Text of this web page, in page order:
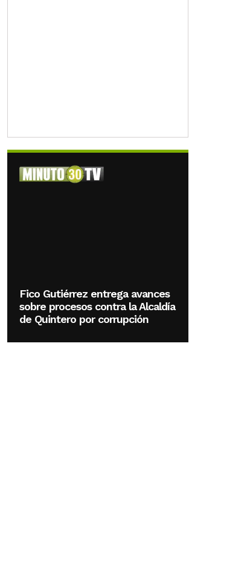
Fico Gutiérrez entrega avances
sobre procesos contra la Alcaldía
de Quintero por corrupción